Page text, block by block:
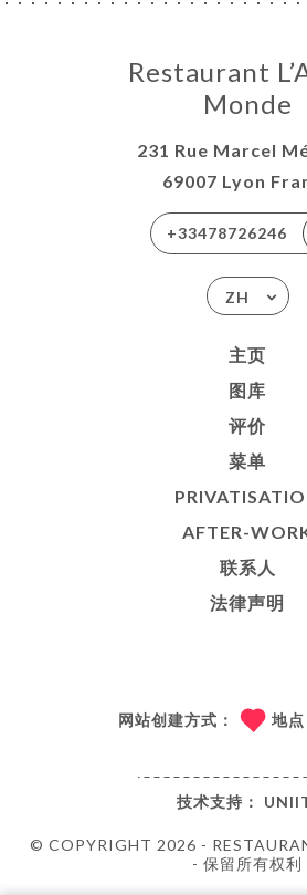
Restaurant
Monde
231 Rue Marcel
69007 Lyon
+33478726246
ZH
主页
图库
评价
菜单
AFTER-
联系人
法律声明
© COPYRIGHT 2026 -
- 保留所有权利
网站创建方式： 地点
技术支持：